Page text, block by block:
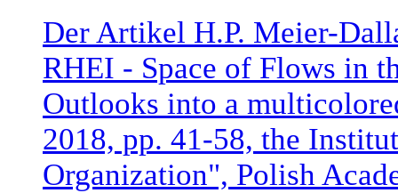
Der Artikel H.P. Meier-
RHEI - Space of Flows in
Outlooks into a
2018, pp. 41-58, the
Organization", Polish